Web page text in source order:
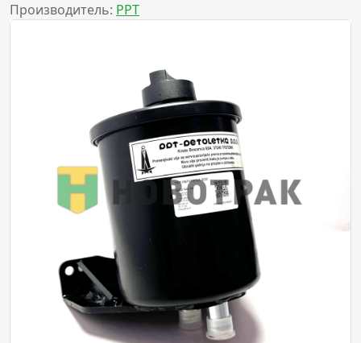
Производитель: PPT